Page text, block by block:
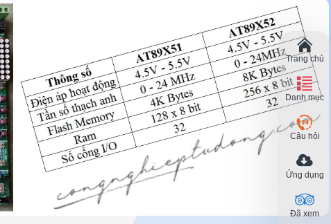
Trang chủ
Danh mục
Câu hỏi
Ứng dụng
Đã xem